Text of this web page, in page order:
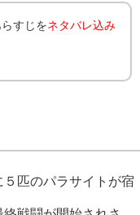
すじをネタバレ込み
匹のパラサイトが宿